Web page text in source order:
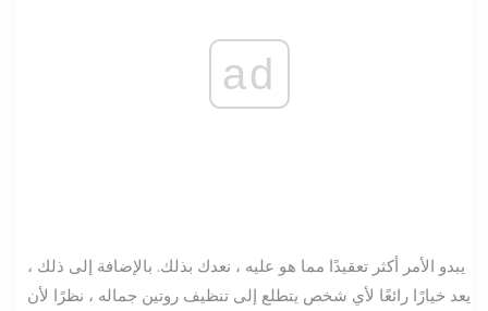
ad
يبدو الأمر أكثر تعقيدًا مما هو عليه ، نعدك بذلك. بالإضافة إلى ذلك ،
يعد خيارًا رائعًا لأي شخص يتطلع إلى تنظيف روتين جماله ، نظرًا لأن